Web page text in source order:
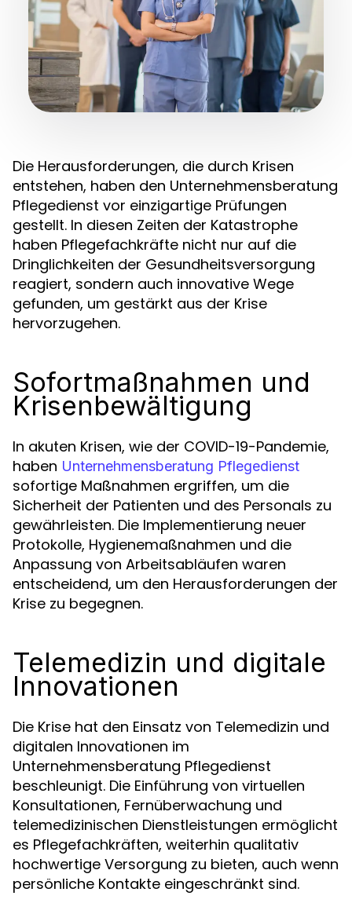
Die Herausforderungen, die durch Krisen
entstehen, haben den Unternehmensberatung
Pflegedienst vor einzigartige Prüfungen
gestellt. In diesen Zeiten der Katastrophe
haben Pflegefachkräfte nicht nur auf die
Dringlichkeiten der Gesundheitsversorgung
reagiert, sondern auch innovative Wege
gefunden, um gestärkt aus der Krise
hervorzugehen.
Sofortmaßnahmen und
Krisenbewältigung
In akuten Krisen, wie der COVID-19-Pandemie,
haben Unternehmensberatung Pflegedienst
sofortige Maßnahmen ergriffen, um die
Sicherheit der Patienten und des Personals zu
gewährleisten. Die Implementierung neuer
Protokolle, Hygienemaßnahmen und die
Anpassung von Arbeitsabläufen waren
entscheidend, um den Herausforderungen der
Krise zu begegnen.
Telemedizin und digitale
Innovationen
Die Krise hat den Einsatz von Telemedizin und
digitalen Innovationen im
Unternehmensberatung Pflegedienst
beschleunigt. Die Einführung von virtuellen
Konsultationen, Fernüberwachung und
telemedizinischen Dienstleistungen ermöglicht
es Pflegefachkräften, weiterhin qualitativ
hochwertige Versorgung zu bieten, auch wenn
persönliche Kontakte eingeschränkt sind.